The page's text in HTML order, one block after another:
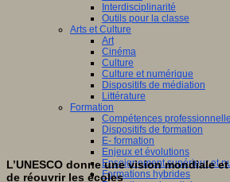
Interdisciplinarité
Outils pour la classe
Arts et Culture
Art
Cinéma
Culture
Culture et numérique
Dispositifs de médiation
Littérature
Formation
Compétences
Dispositifs de formation
E- formation
Enjeux et évolutions
Enseignement supérieur et
Formations hybrides
L’UNESCO donne une vision mondiale
de réouvrir les écoles